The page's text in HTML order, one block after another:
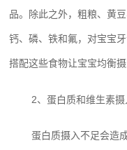
品。除此之外，粗粮、黄
钙、磷、铁和氟，对宝宝
搭配这些食物让宝宝均衡摄
2、蛋白质和维生素
蛋白质摄入不足会造